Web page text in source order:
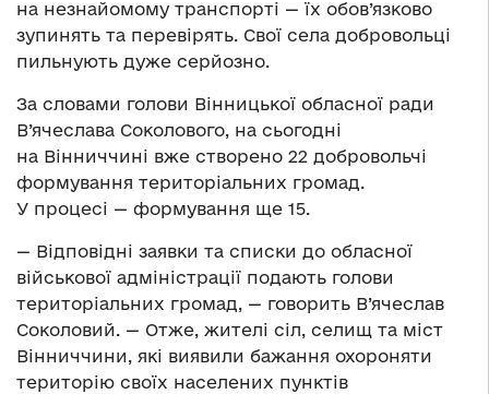
на незнайомому транспорті — їх обов’язково
зупинять та перевірять. Свої села добровольці
пильнують дуже серйозно.
За словами голови Вінницької обласної ради
В’ячеслава Соколового, на сьогодні
на Вінниччині вже створено 22 добровольчі
формування територіальних громад.
У процесі — формування ще 15.
— Відповідні заявки та списки до обласної
військової адміністрації подають голови
територіальних громад, — говорить В’ячеслав
Соколовий. — Отже, жителі сіл, селищ та міст
Вінниччини, які виявили бажання охороняти
територію своїх населених пунктів